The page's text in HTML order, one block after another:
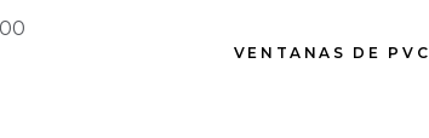
VENTANAS DE PVC